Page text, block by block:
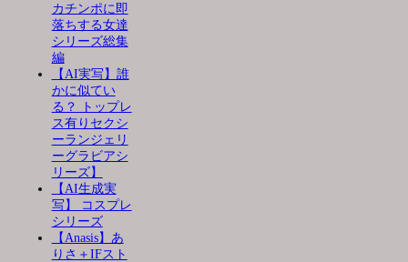
カチンポに即
落ちする女達
シリーズ総集
編
【AI実写】誰
かに似てい
る？ トップレ
ス有りセクシ
ーランジェリ
ーグラビアシ
リーズ】
【AI生成実
写】 コスプレ
シリーズ
【Anasis】あ
りさ＋IFスト